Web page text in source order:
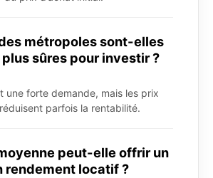
métropoles sont-elles
sûres pour investir ?
une forte demande, mais les prix
parfois la rentabilité.
peut-elle offrir un
rendement locatif ?